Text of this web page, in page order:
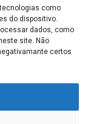
como
do dispositivo.
dados, como
site. Não
certos